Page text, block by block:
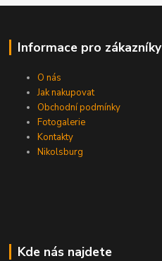
Informace pro zákazníky
O nás
Jak nakupovat
Obchodní podmínky
Fotogalerie
Kontakty
Nikolsburg
Kde nás najdete